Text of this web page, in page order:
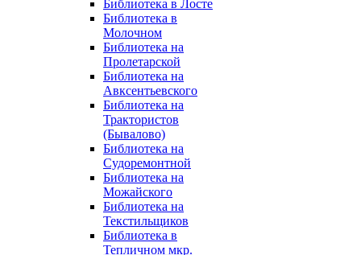
Библиотека в Лосте
Библиотека в
Молочном
Библиотека на
Пролетарской
Библиотека на
Авксентьевского
Библиотека на
Трактористов
(Бывалово)
Библиотека на
Судоремонтной
Библиотека на
Можайского
Библиотека на
Текстильщиков
Библиотека в
Тепличном мкр.